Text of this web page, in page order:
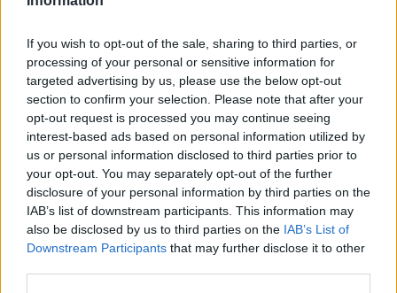
If you wish to opt-out of the sale, sharing to third parties, or
processing of your personal or sensitive information for
targeted advertising by us, please use the below opt-out
section to confirm your selection. Please note that after your
opt-out request is processed you may continue seeing
interest-based ads based on personal information utilized by
us or personal information disclosed to third parties prior to
your opt-out. You may separately opt-out of the further
disclosure of your personal information by third parties on the
IAB’s list of downstream participants. This information may
also be disclosed by us to third parties on the IAB’s List of
Downstream Participants that may further disclose it to other
ΝΈΑ
375.000 PlayStation VR το Α’ τρίμηνο του
2017 (περισσότερα και από τις
συνδυασμένες πωλήσεις HTC και
Oculus)!